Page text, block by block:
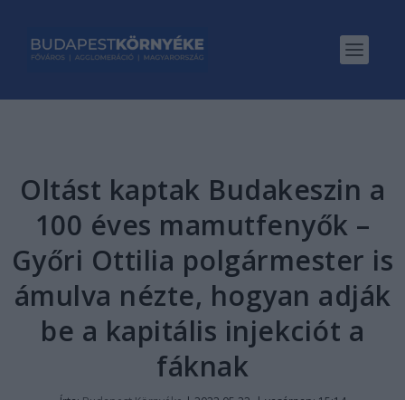
Oltást kaptak Budakeszin a
100 éves mamutfenyők –
Győri Ottilia polgármester is
ámulva nézte, hogyan adják
be a kapitális injekciót a
fáknak